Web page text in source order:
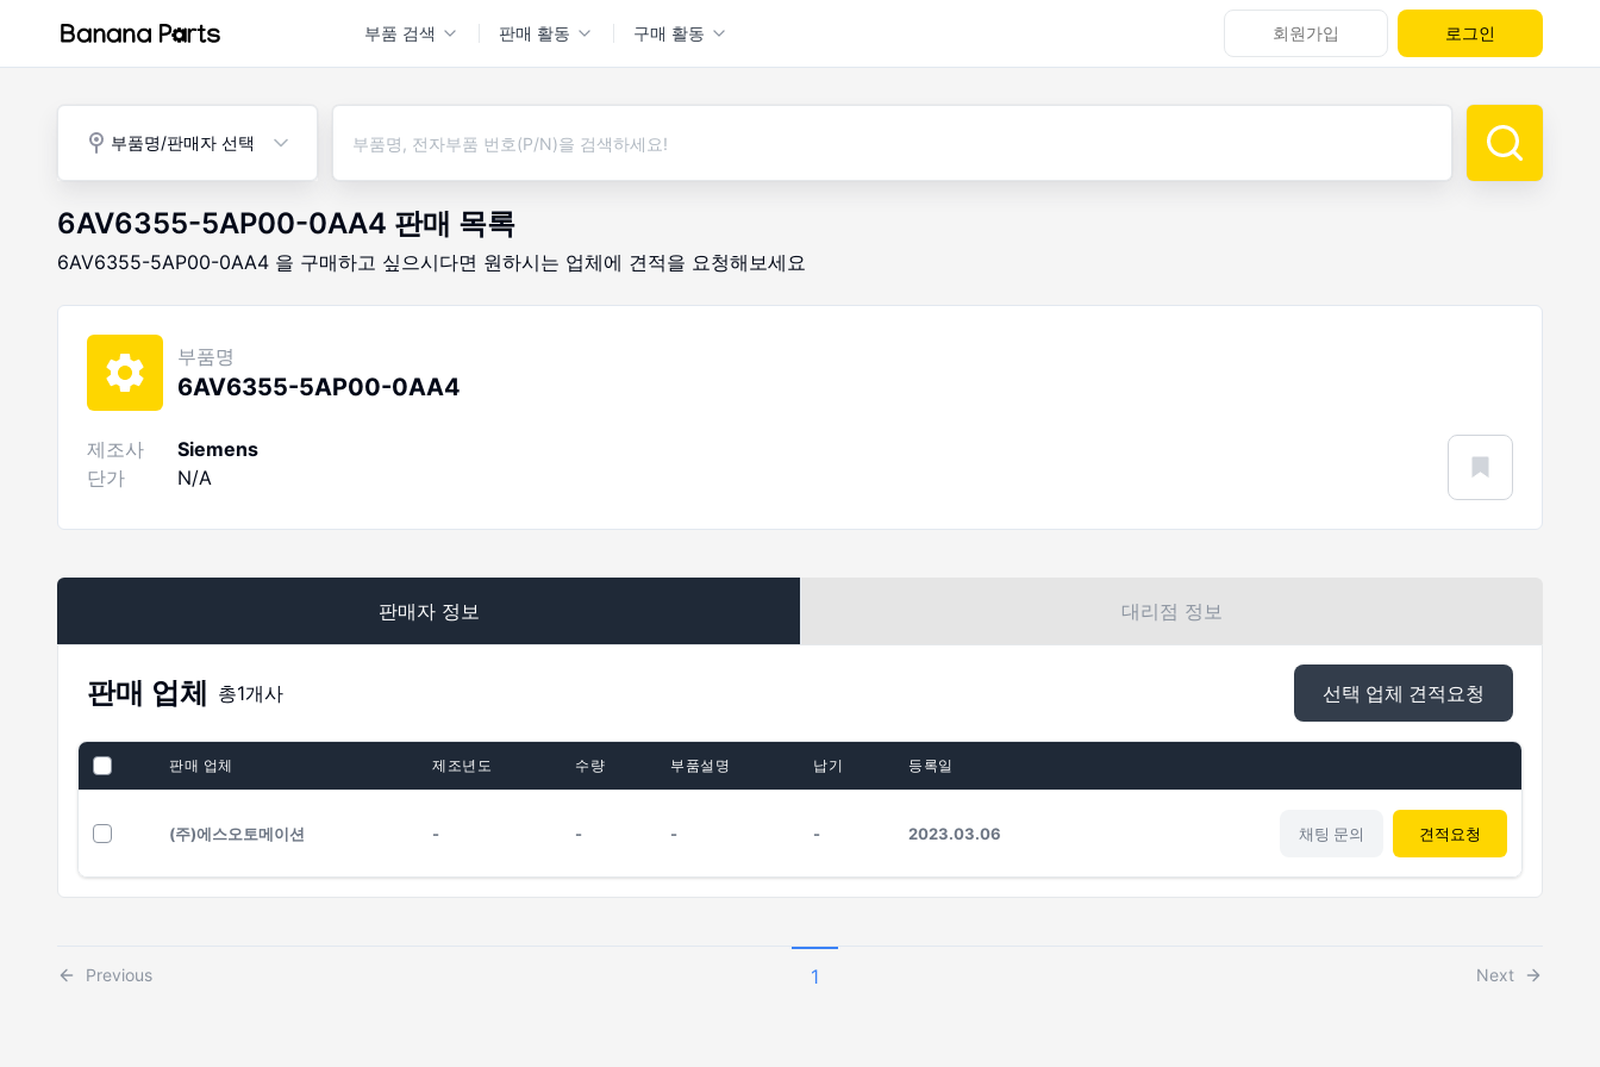
부품 검색 판매 활동 구매 활동 회원가입 로그인
부품명/판매자 선택
6AV6355-5AP00-0AA4 판매 목록
6AV6355-5AP00-0AA4 을 구매하고 싶으시다면 원하시는 업체에 견적을 요청해보세요
부품명
6AV6355-5AP00-0AA4
제조사
Siemens
단가
N/A
판매자 정보 대리점 정보
판매 업체 총1개사 선택 업체 견적요청
판매 업체 제조년도 수량 부품설명 납기 등록일
(주)에스오토메이션 - - - - 2023.03.06 채팅 문의 견적요청
Previous 1 Next